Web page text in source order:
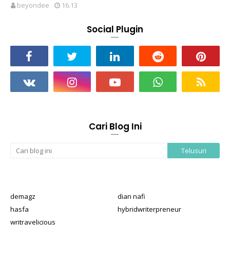
beyondee 16.13
Social Plugin
Cari Blog Ini
demagz
dian nafi
hasfa
hybridwriterpreneur
writravelicious